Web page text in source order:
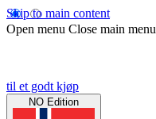
Skip to main content
Open menu Close main menu
til et godt kjøp
NO Edition